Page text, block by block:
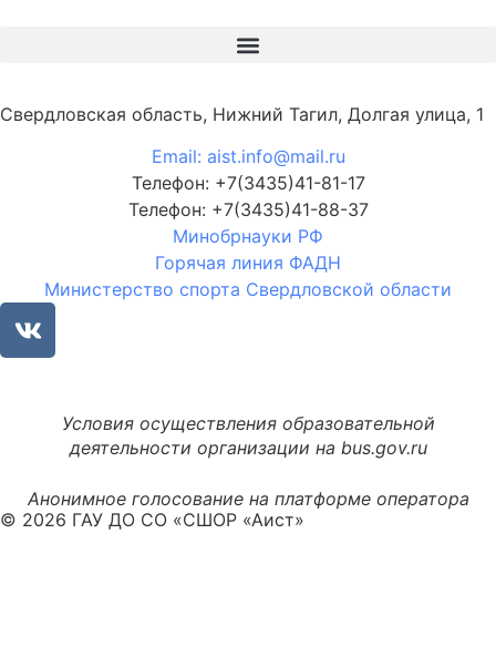
Свердловская область, Нижний Тагил, Долгая улица, 1
Email: aist.info@mail.ru
Телефон: +7(3435)41-81-17
Телефон: +7(3435)41-88-37
Минобрнауки РФ
Горячая линия ФАДН
Министерство спорта Свердловской области
Условия осуществления образовательной
деятельности организации на bus.gov.ru
Анонимное голосование на платформе оператора
© 2026 ГАУ ДО СО «СШОР «Аист»